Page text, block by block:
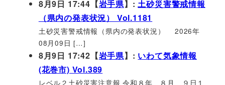
8月9日 17:44【岩手県】:土砂災害警戒情報
（県内の発表状況） Vol.1181
土砂災害警戒情報（県内の発表状況） 2026年
08月09日 […]
8月9日 17:42【岩手県】: いわて気象情報
(花巻市) Vol.389
レベル２土砂災害注意報 令和８年 ８月 ９日１